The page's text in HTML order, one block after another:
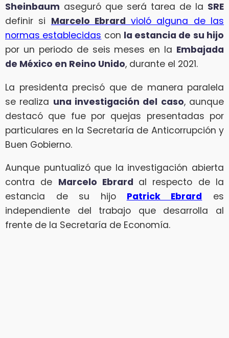
Sheinbaum aseguró que será tarea de la SRE
definir si Marcelo Ebrard violó alguna de las
normas establecidas con la estancia de su hijo
por un periodo de seis meses en la Embajada
de México en Reino Unido, durante el 2021.
La presidenta precisó que de manera paralela
se realiza una investigación del caso, aunque
destacó que fue por quejas presentadas por
particulares en la Secretaría de Anticorrupción y
Buen Gobierno.
Aunque puntualizó que la investigación abierta
contra de Marcelo Ebrard al respecto de la
estancia de su hijo
Patrick Ebrard es
independiente del trabajo que desarrolla al
frente de la Secretaría de Economía.